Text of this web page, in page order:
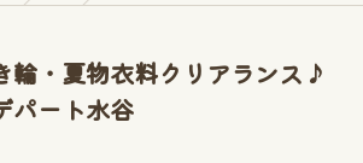
輪・夏物衣料クリアランス♪
パート水谷